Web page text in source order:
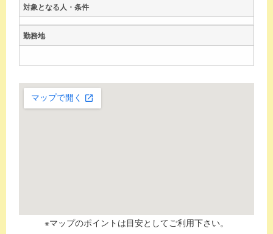
対象となる人・条件
勤務地
※マップのポイントは目安としてご利用下さい。